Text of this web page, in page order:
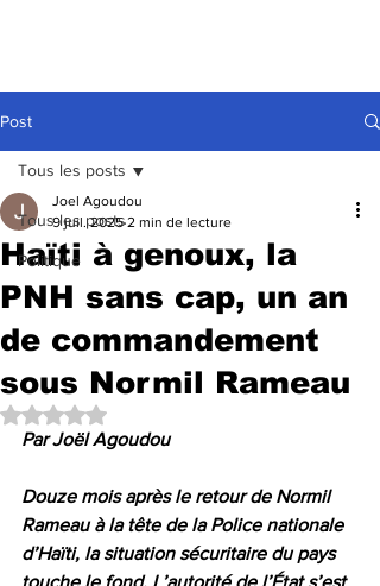
Post
Tous les posts
Politique
Tous les posts
Haïti à genoux, la
PNH sans cap, un an
de commandement
sous Normil Rameau
Joel Agoudou
9 juil. 2025 2 min de lecture
Noté NaN étoiles sur 5.
Par Joël Agoudou
Douze mois après le retour de Normil
Rameau à la tête de la Police nationale
d’Haïti, la situation sécuritaire du pays
touche le fond. L’autorité de l’État s’est